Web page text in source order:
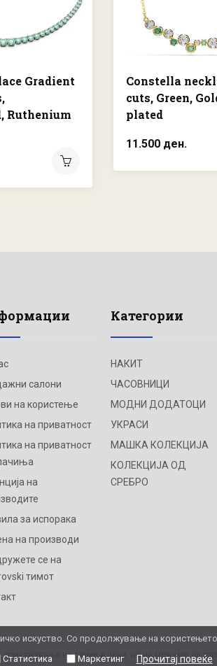
Gradient
Ruthenium
Constella
cuts, Green,
plated
11.500 ден.
искуство. Со продолжување на
Статистика Маркетинг Прочитај повеќе
салони
на користење
на приватност
на приватност
на
за испорака
на производи
се на
тимот
Категории
НАКИТ
ЧАСОВНИЦИ
МОДНИ ДОДАТОЦИ
УКРАСИ
МАШКА КОЛЕКЦИЈА
КОЛЕКЦИЈА ОД
СРЕБРО
на слики и цени, но не можеме да